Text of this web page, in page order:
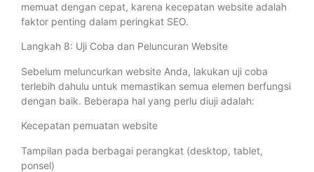
memuat dengan cepat, karena kecepatan website adalah
faktor penting dalam peringkat SEO.
Langkah 8: Uji Coba dan Peluncuran Website
Sebelum meluncurkan website Anda, lakukan uji coba
terlebih dahulu untuk memastikan semua elemen berfungsi
dengan baik. Beberapa hal yang perlu diuji adalah:
Kecepatan pemuatan website
Tampilan pada berbagai perangkat (desktop, tablet,
ponsel)